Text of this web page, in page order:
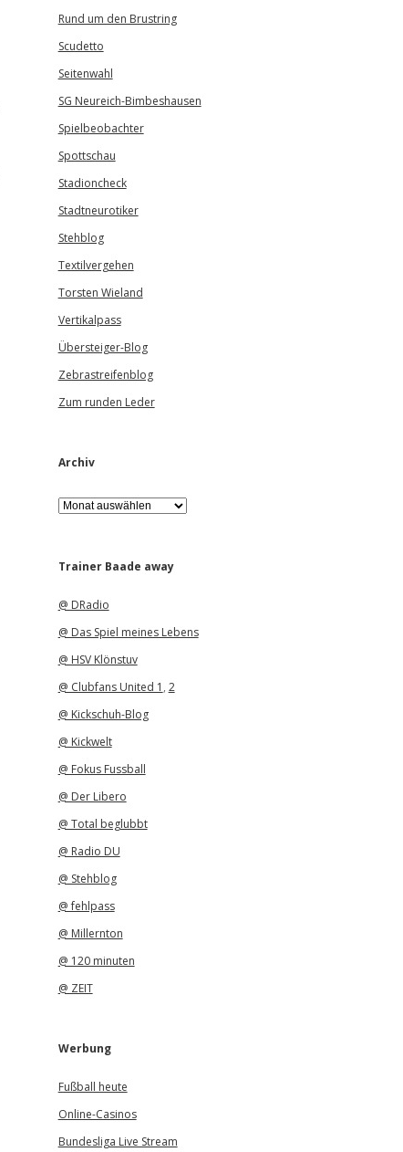
Rund um den Brustring
Scudetto
Seitenwahl
SG Neureich-Bimbeshausen
Spielbeobachter
Spottschau
Stadioncheck
Stadtneurotiker
Stehblog
Textilvergehen
Torsten Wieland
Vertikalpass
Übersteiger-Blog
Zebrastreifenblog
Zum runden Leder
Archiv
A
r
iTrainer Baade away
@ DRadio
@ Das Spiel meines Lebens
@ HSV Klönstuv
@ Clubfans United 1 , 2
@ Kickschuh-Blog
@ Kickwelt
@ Fokus Fussball
@ Der Libero
@ Total beglubbt
@ Radio DU
@ Stehblog
@ fehlpass
@ Millernton
@ 120 minuten
@ ZEIT
Werbung
Fußball heute
Online-Casinos
Bundesliga Live Stream